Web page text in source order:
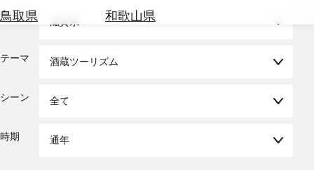
鳥取県
和歌山県
を
エリア 滋賀県
テーマ 酒蔵ツーリズム
シーン 全て
時期 通年